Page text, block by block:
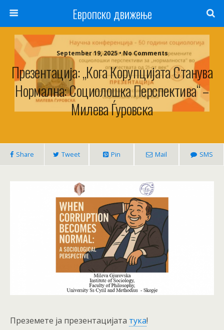
Европско движење
September 19, 2025 • No Comments
Презентација: „Кога Корупцијата Станува
Нормална: Социолошка Перспектива“ –
Милева Ѓуровска
Share Tweet Pin Mail SMS
Преземете ја презентацијата тука!